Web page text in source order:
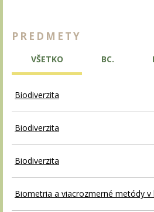
PREDMETY
VŠETKO BC.
Biodiverzita
Biodiverzita
Biodiverzita
Biometria a viacrozmerné metódy